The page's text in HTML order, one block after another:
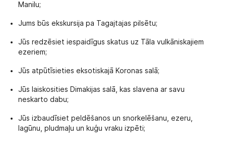
Manilu;
Jums būs ekskursija pa Tagajtajas pilsētu;
Jūs redzēsiet iespaidīgus skatus uz Tāla vulkāniskajiem
ezeriem;
Jūs atpūtīsieties eksotiskajā Koronas salā;
Jūs laiskosities Dimakijas salā, kas slavena ar savu
neskarto dabu;
Jūs izbaudīsiet peldēšanos un snorkelēšanu, ezeru,
lagūnu, pludmaļu un kuģu vraku izpēti;